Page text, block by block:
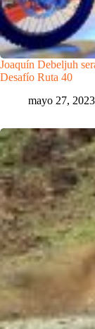
Joaquín Debeljuh
Desafío Ruta 40
mayo 27, 2023